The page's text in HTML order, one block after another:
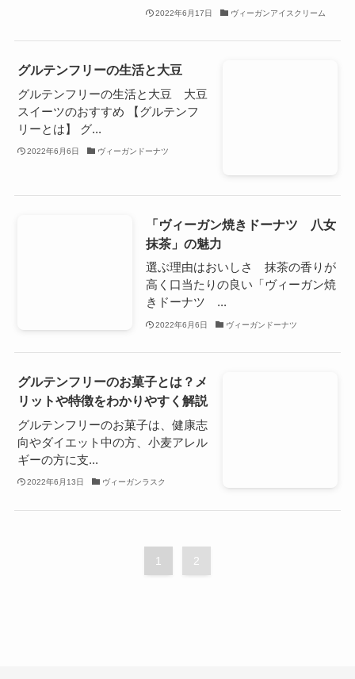
2022年6月17日 ヴィーガンアイスクリーム
グルテンフリーの生活と大豆
グルテンフリーの生活と大豆 大豆
スイーツのおすすめ 【グルテンフ
リーとは】 グ...
2022年6月6日 ヴィーガンドーナツ
「ヴィーガン焼きドーナツ 八女
抹茶」の魅力
選ぶ理由はおいしさ 抹茶の香りが
高く口当たりの良い「ヴィーガン焼
きドーナツ ...
2022年6月6日 ヴィーガンドーナツ
グルテンフリーのお菓子とは？メ
リットや特徴をわかりやすく解説
グルテンフリーのお菓子は、健康志
向やダイエット中の方、小麦アレル
ギーの方に支...
2022年6月13日 ヴィーガンラスク
1 2